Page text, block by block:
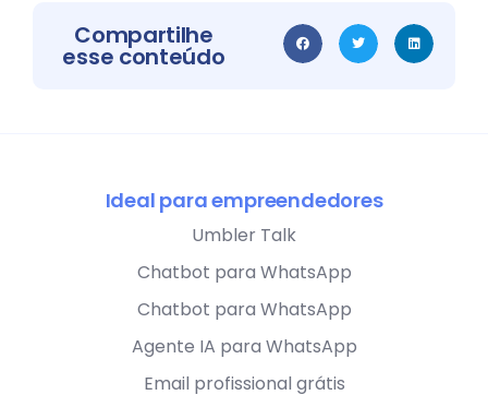
Compartilhe
esse conteúdo
Ideal para empreendedores
Umbler Talk
Chatbot para WhatsApp
Chatbot para WhatsApp
Agente IA para WhatsApp
Email profissional grátis